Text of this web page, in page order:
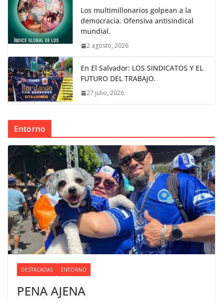
Los multimillonarios golpean a la
democracia. Ofensiva antisindical
mundial.
2 agosto, 2026
En El Salvador: LOS SINDICATOS Y EL
FUTURO DEL TRABAJO.
27 julio, 2026
Entorno
DESTACADAS ENTORNO
PENA AJENA